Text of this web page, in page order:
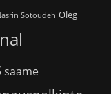
Sotoudeh Oleg
saame